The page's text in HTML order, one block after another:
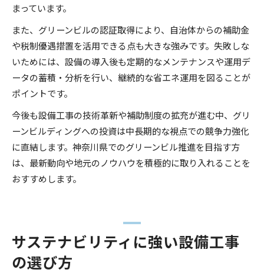
まっています。
また、グリーンビルの認証取得により、自治体からの補助金
や税制優遇措置を活用できる点も大きな強みです。失敗しな
いためには、設備の導入後も定期的なメンテナンスや運用デ
ータの蓄積・分析を行い、継続的な省エネ運用を図ることが
ポイントです。
今後も設備工事の技術革新や補助制度の拡充が進む中、グリ
ーンビルディングへの投資は中長期的な視点での競争力強化
に直結します。神奈川県でのグリーンビル推進を目指す方
は、最新動向や地元のノウハウを積極的に取り入れることを
おすすめします。
サステナビリティに強い設備工事
の選び方